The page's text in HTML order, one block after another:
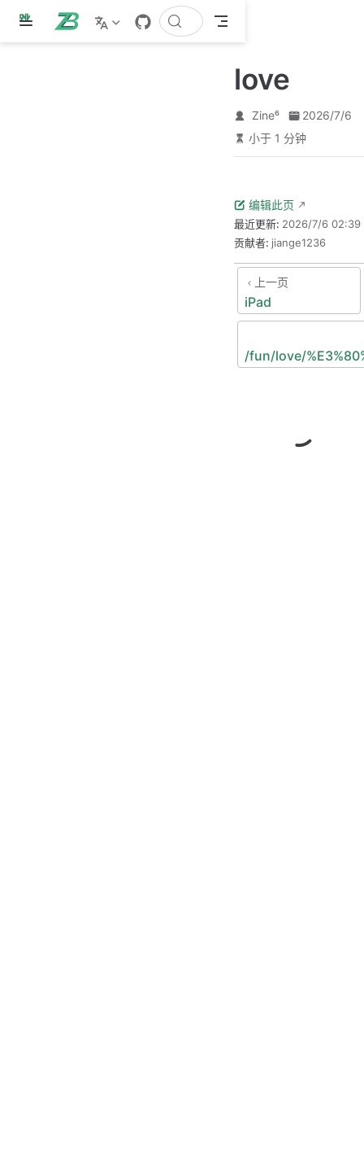
跳
love
Zine⁶
2026/7/6
小于 1 分钟
编辑此页
最近更新: 2026/7/6 02:39
贡献者: jiange1236
上一页
iPad
/fun/love/